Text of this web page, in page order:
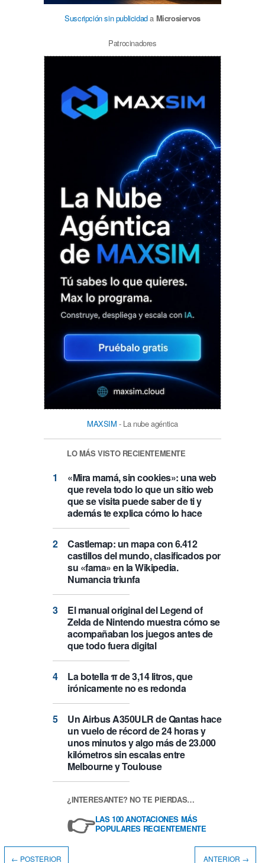
Suscripción sin publicidada Microsiervos
Patrocinadores
MAXSIM - La nube agéntica
LO MÁS VISTO RECIENTEMENTE
«Mira mamá, sin cookies»: una web
que revela todo lo que un sitio web
que se visita puede saber de ti y
además te explica cómo lo hace
Castlemap: un mapa con 6.412
castillos del mundo, clasificados por
su «fama» en la Wikipedia.
Numancia triunfa
El manual original del Legend of
Zelda de Nintendo muestra cómo se
acompañaban los juegos antes de
que todo fuera digital
La botella π de 3,14 litros, que
irónicamente no es redonda
Un Airbus A350ULR de Qantas hace
un vuelo de récord de 24 horas y
unos minutos y algo más de 23.000
kilómetros sin escalas entre
Melbourne y Toulouse
¿INTERESANTE? NO TE PIERDAS…
👉LAS 100 ANOTACIONES MÁS
POPULARES RECIENTEMENTE
← POSTERIOR ANTERIOR →